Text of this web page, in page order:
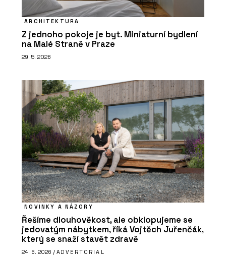
ARCHITEKTURA
Z jednoho pokoje je byt. Miniaturní bydlení
na Malé Straně v Praze
29. 5. 2026
NOVINKY A NÁZORY
Řešíme dlouhověkost, ale obklopujeme se
jedovatým nábytkem, říká Vojtěch Juřenčák,
který se snaží stavět zdravě
24. 6. 2026 / ADVERTORIAL